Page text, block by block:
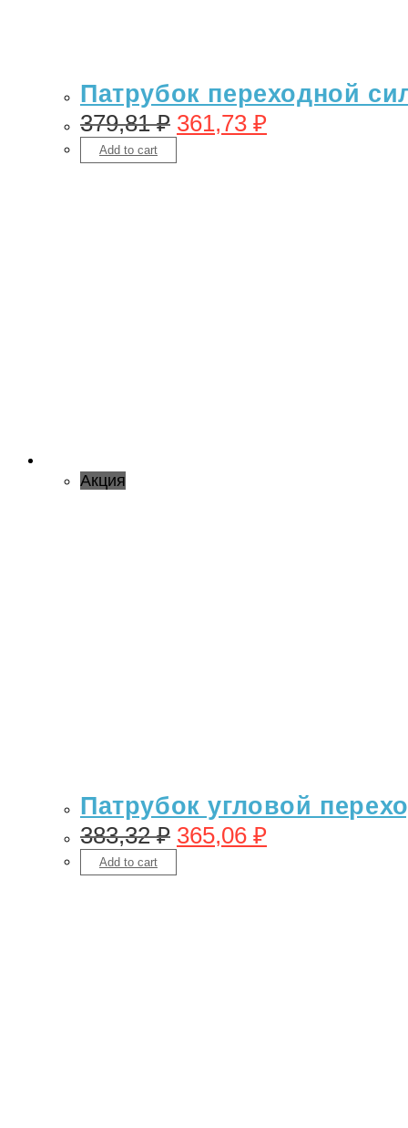
Патрубок переходной
379,81₽ 361,73 ₽
Add to cart
Акция
Патрубок угловой
383,32₽ 365,06 ₽
Add to cart